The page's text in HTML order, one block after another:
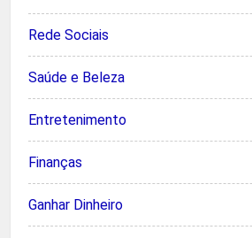
Rede Sociais
Saúde e Beleza
Entretenimento
Finanças
Ganhar Dinheiro